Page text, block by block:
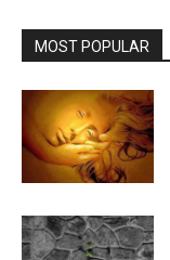
MOST POPULAR